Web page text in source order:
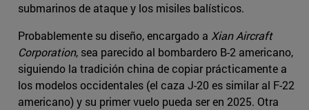
submarinos de ataque y los misiles balísticos.
Probablemente su diseño, encargado a Xian Aircraft
Corporation, sea parecido al bombardero B-2 americano,
siguiendo la tradición china de copiar prácticamente a
los modelos occidentales (el caza J-20 es similar al F-22
americano) y su primer vuelo pueda ser en 2025. Otra